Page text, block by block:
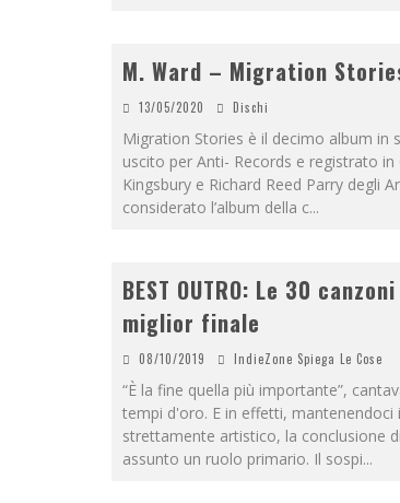
M. Ward – Migration
13/05/2020 Dischi
Migration Stories è il decimo album in
uscito per Anti- Records e registrato in
Kingsbury e Richard Reed Parry degli
considerato l’album della c...
BEST OUTRO: Le 30
miglior finale
08/10/2019 IndieZone Spiega Le Cose
“È la fine quella più importante”,
tempi d'oro. E in effetti, mantenendoci
strettamente artistico, la conclusione
assunto un ruolo primario. Il sospi...